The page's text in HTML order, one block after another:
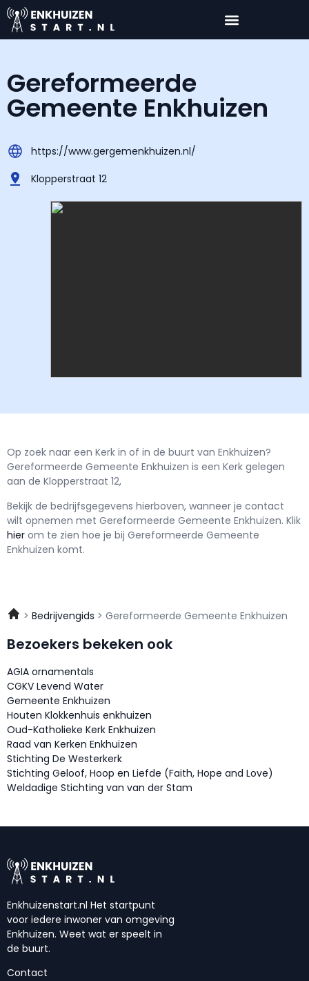
Gereformeerde
Gemeente Enkhuizen
https://www.gergemenkhuizen.nl/
Klopperstraat 12
Op zoek naar een Kerk in of in de buurt van Enkhuizen?
Gereformeerde Gemeente Enkhuizen is een Kerk gelegen
aan de Klopperstraat 12,
Bekijk de bedrijfsgegevens hierboven, wanneer je contact
wilt opnemen met Gereformeerde Gemeente Enkhuizen. Klik
hier om te zien hoe je bij Gereformeerde Gemeente
Enkhuizen komt.
Bedrijvengids Gereformeerde Gemeente Enkhuizen
Bezoekers bekeken ook
AGIA ornamentals
CGKV Levend Water
Gemeente Enkhuizen
Houten Klokkenhuis enkhuizen
Oud-Katholieke Kerk Enkhuizen
Raad van Kerken Enkhuizen
Stichting De Westerkerk
Stichting Geloof, Hoop en Liefde (Faith, Hope and Love)
Weldadige Stichting van van der Stam
Enkhuizenstart.nl Het startpunt
voor iedere inwoner van omgeving
Enkhuizen. Weet wat er speelt in
de buurt.
Contact